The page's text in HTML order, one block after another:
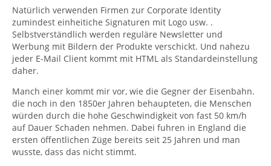
Natürlich verwenden Firmen zur Corporate Identity
zumindest einheitiche Signaturen mit Logo usw. .
Selbstverständlich werden reguläre Newsletter und
Werbung mit Bildern der Produkte verschickt. Und nahezu
jeder E-Mail Client kommt mit HTML als Standardeinstellung
daher.
Manch einer kommt mir vor, wie die Gegner der Eisenbahn.
die noch in den 1850er Jahren behaupteten, die Menschen
würden durch die hohe Geschwindigkeit von fast 50 km/h
auf Dauer Schaden nehmen. Dabei fuhren in England die
ersten öffentlichen Züge bereits seit 25 Jahren und man
wusste, dass das nicht stimmt.